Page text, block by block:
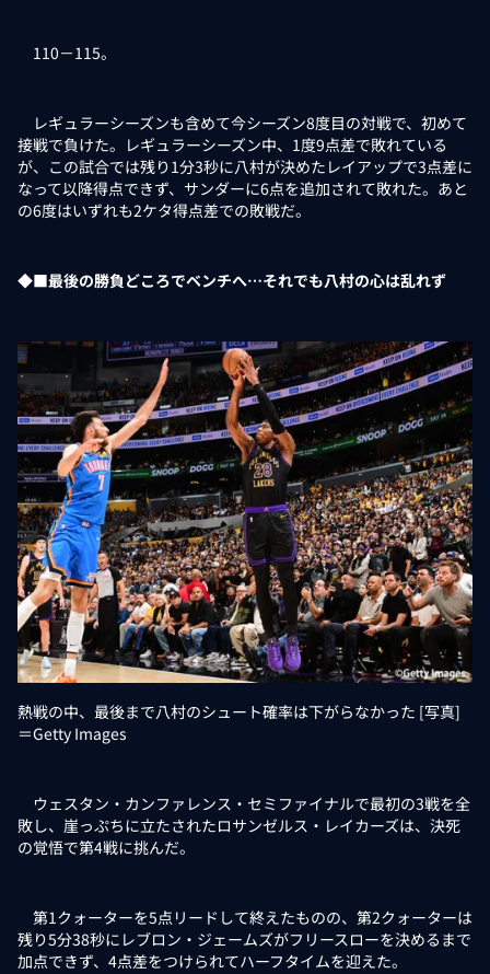
110－115。
レギュラーシーズンも含めて今シーズン8度目の対戦で、初めて
接戦で負けた。レギュラーシーズン中、1度9点差で敗れている
が、この試合では残り1分3秒に八村が決めたレイアップで3点差に
なって以降得点できず、サンダーに6点を追加されて敗れた。あと
の6度はいずれも2ケタ得点差での敗戦だ。
◆■最後の勝負どころでベンチへ…それでも八村の心は乱れず
熱戦の中、最後まで八村のシュート確率は下がらなかった [写真]
＝Getty Images
ウェスタン・カンファレンス・セミファイナルで最初の3戦を全
敗し、崖っぷちに立たされたロサンゼルス・レイカーズは、決死
の覚悟で第4戦に挑んだ。
第1クォーターを5点リードして終えたものの、第2クォーターは
残り5分38秒にレブロン・ジェームズがフリースローを決めるまで
加点できず、4点差をつけられてハーフタイムを迎えた。